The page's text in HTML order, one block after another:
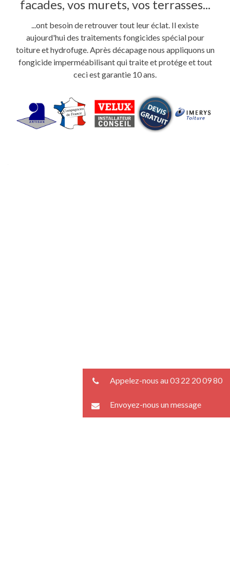
facades, vos murets, vos terrasses...
...ont besoin de retrouver tout leur éclat. Il existe
aujourd'hui des traitements fongicides spécial pour
toiture et hydrofuge. Après décapage nous appliquons un
fongicide imperméabilisant qui traite et protége et tout
ceci est garantie 10 ans.
Appelez-nous au 03 22 20 09 80
Envoyez-nous un message